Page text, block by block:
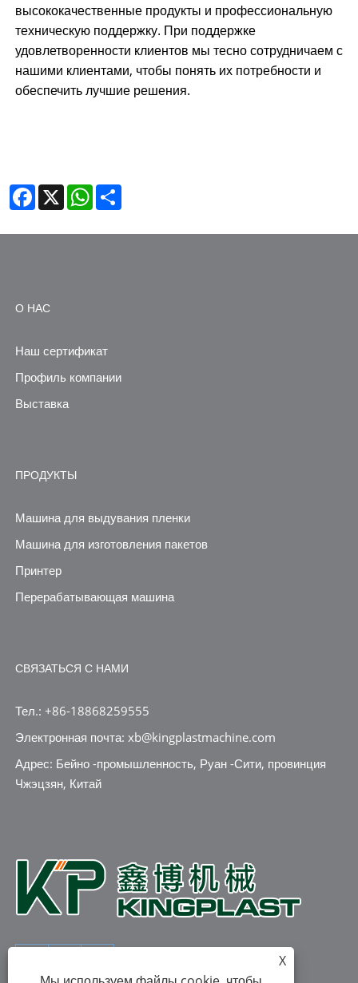
высококачественные продукты и профессиональную
техническую поддержку. При поддержке
удовлетворенности клиентов мы тесно сотрудничаем с
нашими клиентами, чтобы понять их потребности и
обеспечить лучшие решения.
Facebook
X WhatsApp
О НАС
Наш сертификат
Профиль компании
Выставка
ПРОДУКТЫ
Машина для выдувания пленки
Машина для изготовления пакетов
Принтер
Перерабатывающая машина
СВЯЗАТЬСЯ С НАМИ
Тел.: +86-18868259555
Электронная почта: xb@kingplastmachine.com
Адрес: Бейно -промышленность, Руан -Сити, провинция
Чжэцзян, Китай
X